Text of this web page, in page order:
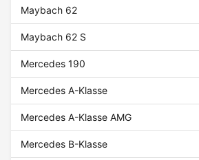
Maybach 62
Maybach 62 S
Mercedes 190
Mercedes A-Klasse
Mercedes A-Klasse AMG
Mercedes B-Klasse